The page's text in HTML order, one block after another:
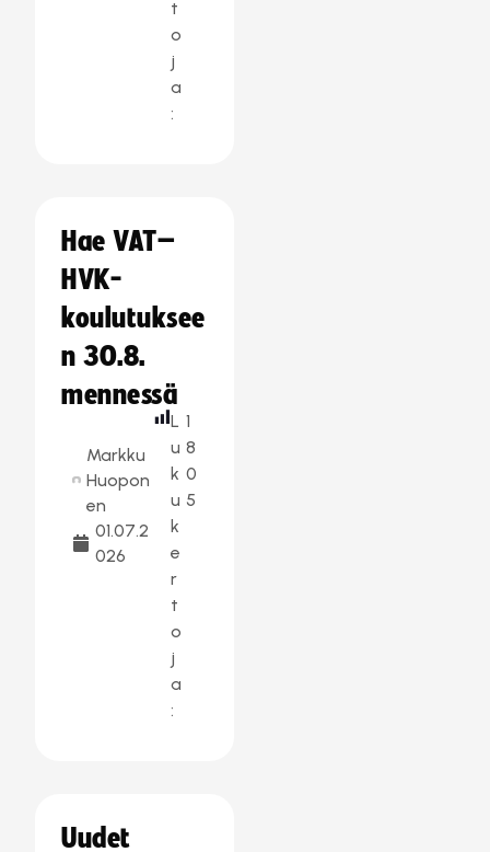
t
o
j
a
:
Hae VAT–
HVK-
koulutuksee
n 30.8.
mennessä
Markku
Huopon
en
01.07.2
026
L
u
k
u
k
e
r
t
o
j
a
:
1
8
0
5
Uudet